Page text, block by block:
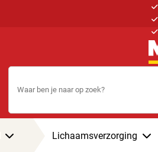
Lichaamsverzorging